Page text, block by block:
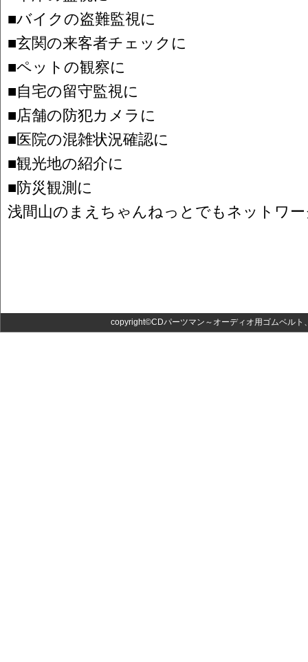
■バイクの盗難監視に
■玄関の来客者チェックに
■ペットの観察に
■自宅の留守監視に
■店舗の防犯カメラに
■医院の混雑状況確認に
■観光地の紹介に
■防災観測に
浅間山のまえちゃんねっとでもネットワ
copyright©CDパーツマン～オーディオ用ゴムベル